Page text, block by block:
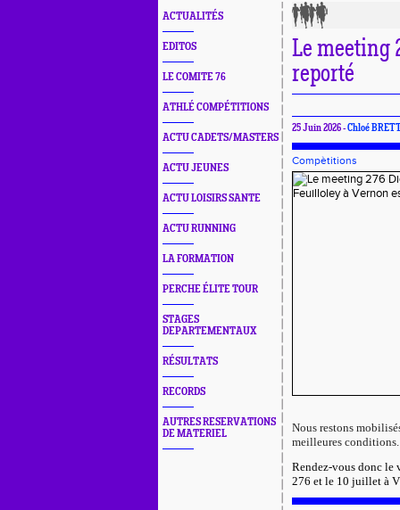
ACTUALITÉS
EDITOS
LE COMITE 76
ATHLÉ COMPÉTITIONS
ACTU CADETS/MASTERS
ACTU JEUNES
ACTU LOISIRS SANTE
ACTU RUNNING
LA FORMATION
PERCHE ÉLITE TOUR
STAGES
DEPARTEMENTAUX
RÉSULTATS
RECORDS
AUTRES RESERVATIONS
DE MATERIEL
Le meeting
reporté
25 Juin 2026 -Chloé
Compètitions
Nous restons
meilleures conditions.
Rendez-vous donc le
276 et le 10 juillet à